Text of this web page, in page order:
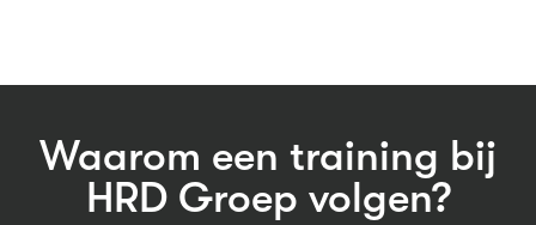
Waarom een training bij
HRD Groep volgen?